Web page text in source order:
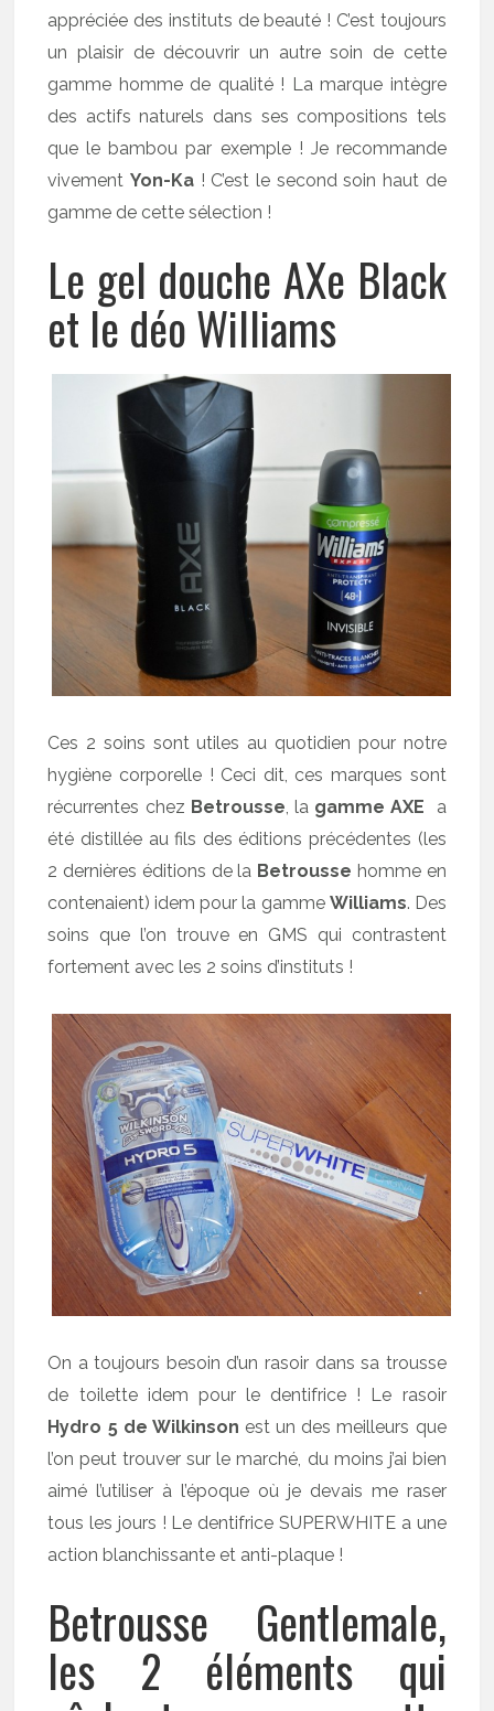
appréciée des instituts de beauté ! C’est toujours
un plaisir de découvrir un autre soin de cette
gamme homme de qualité ! La marque intègre
des actifs naturels dans ses compositions tels
que le bambou par exemple ! Je recommande
vivementYon-Ka ! C’est le second soin haut de
gamme de cette sélection !
Le gel douche AXe Black
et le déo Williams
Ces 2 soins sont utiles au quotidien pour notre
hygiène corporelle ! Ceci dit, ces marques sont
récurrentes chez Betrousse, la gamme AXE a
été distillée au fils des éditions précédentes (les
2 dernières éditions de la Betrousse homme en
contenaient) idem pour la gamme Williams. Des
soins que l’on trouve en GMS qui contrastent
fortement avec les 2 soins d’instituts !
On a toujours besoin d’un rasoir dans sa trousse
de toilette idem pour le dentifrice ! Le rasoir
Hydro 5 de Wilkinson est un des meilleurs que
l’on peut trouver sur le marché, du moins j’ai bien
aimé l’utiliser à l’époque où je devais me raser
tous les jours ! Le dentifrice SUPERWHITE a une
action blanchissante et anti-plaque !
Betrousse Gentlemale,
les 2 éléments qui